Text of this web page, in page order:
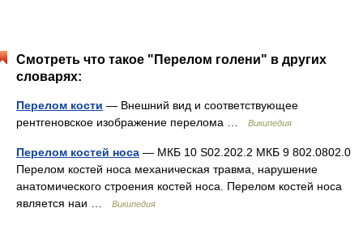
Смотреть что такое "Перелом голени" в других
словарях:
Перелом кости — Внешний вид и соответствующее
рентгеновское изображение перелома …
Википедия
Перелом костей носа — МКБ 10 S02.202.2 МКБ 9 802.0802.0
Перелом костей носа механическая травма, нарушение
анатомического строения костей носа. Перелом костей носа
является наи …
Википедия